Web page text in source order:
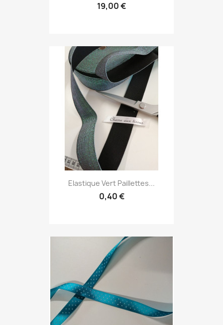
19,00 €
Elastique Vert Paillettes...
0,40 €